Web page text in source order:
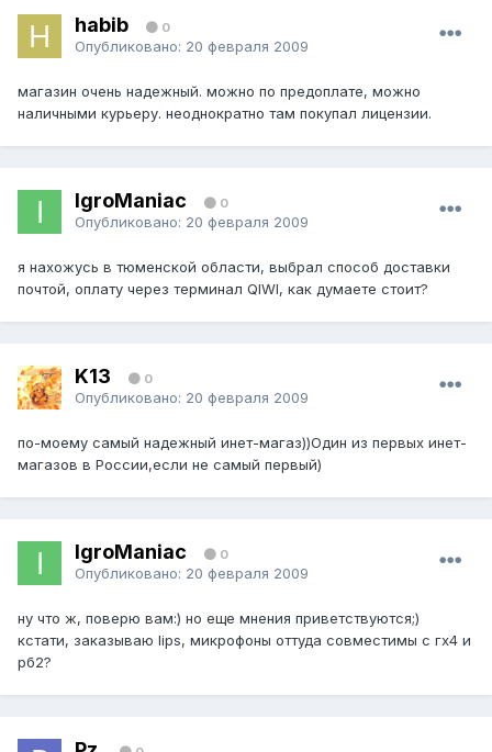
habib 0
Опубликовано: 20 февраля 2009
магазин очень надежный. можно по предоплате, можно
наличными курьеру. неоднократно там покупал лицензии.
IgroManiac 0
Опубликовано: 20 февраля 2009
я нахожусь в тюменской области, выбрал способ доставки
почтой, оплату через терминал QIWI, как думаете стоит?
K13 0
Опубликовано: 20 февраля 2009
по-моему самый надежный инет-магаз))Один из первых инет-
магазов в России,если не самый первый)
IgroManiac 0
Опубликовано: 20 февраля 2009
ну что ж, поверю вам:) но еще мнения приветствуются;)
кстати, заказываю lips, микрофоны оттуда совместимы с гх4 и
рб2?